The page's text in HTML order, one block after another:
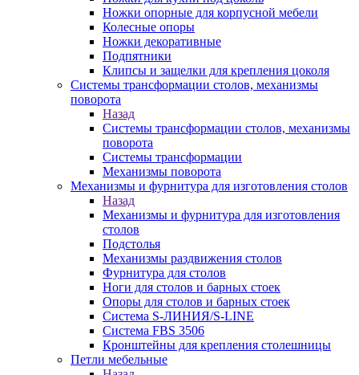
Ножки опорные для корпусной мебели
Колесные опоры
Ножки декоративные
Подпятники
Клипсы и защелки для крепления цоколя
Системы трансформации столов, механизмы
поворота
Назад
Системы трансформации столов, механизмы
поворота
Системы трансформации
Механизмы поворота
Механизмы и фурнитура для изготовления столов
Назад
Механизмы и фурнитура для изготовления
столов
Подстолья
Механизмы раздвижения столов
Фурнитура для столов
Ноги для столов и барных стоек
Опоры для столов и барных стоек
Система S-ЛИНИЯ/S-LINE
Система FBS 3506
Кронштейны для крепления столешницы
Петли мебельные